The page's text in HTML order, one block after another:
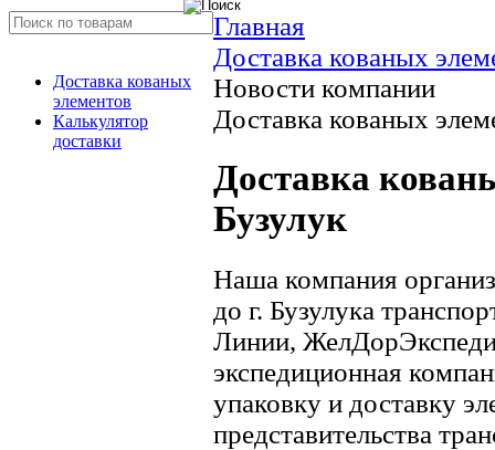
Доставка кованых
элементов
Калькулятор
доставки
Главная
Доставка кованых
Новости компании
Доставка кованых
Доставка
Бузулук
Наша компания
до г. Бузулука
Линии,
экспедиционная
упаковку и доставку
представительства